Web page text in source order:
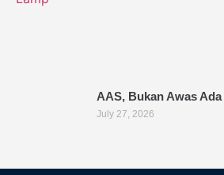
AAS, Bukan Awas
July 27, 2026